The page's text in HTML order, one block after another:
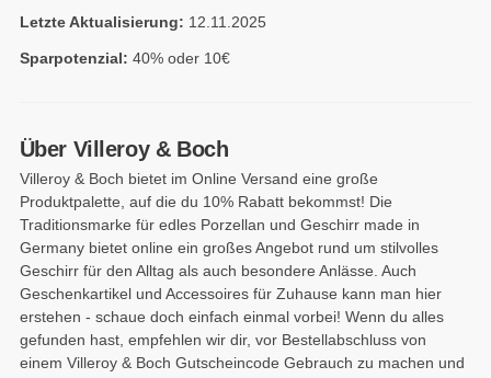
Letzte Aktualisierung: 12.11.2025
Sparpotenzial: 40% oder 10€
Über Villeroy & Boch
Villeroy & Boch bietet im Online Versand eine große
Produktpalette, auf die du 10% Rabatt bekommst! Die
Traditionsmarke für edles Porzellan und Geschirr made in
Germany bietet online ein großes Angebot rund um stilvolles
Geschirr für den Alltag als auch besondere Anlässe. Auch
Geschenkartikel und Accessoires für Zuhause kann man hier
erstehen - schaue doch einfach einmal vorbei! Wenn du alles
gefunden hast, empfehlen wir dir, vor Bestellabschluss von
einem Villeroy & Boch Gutscheincode Gebrauch zu machen und